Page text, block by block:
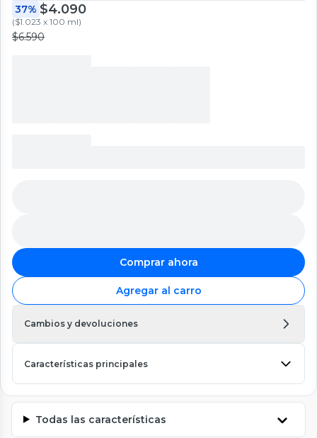
37% $4.090
($1.023 x 100 ml)
$6.590
Comprar ahora
Agregar al carro
Cambios y devoluciones
Características principales
Todas las características